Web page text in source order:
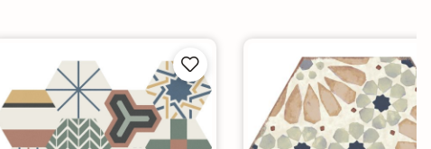

